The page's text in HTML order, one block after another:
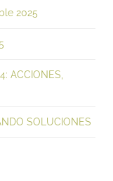
2025
ACCIONES,
SOLUCIONES